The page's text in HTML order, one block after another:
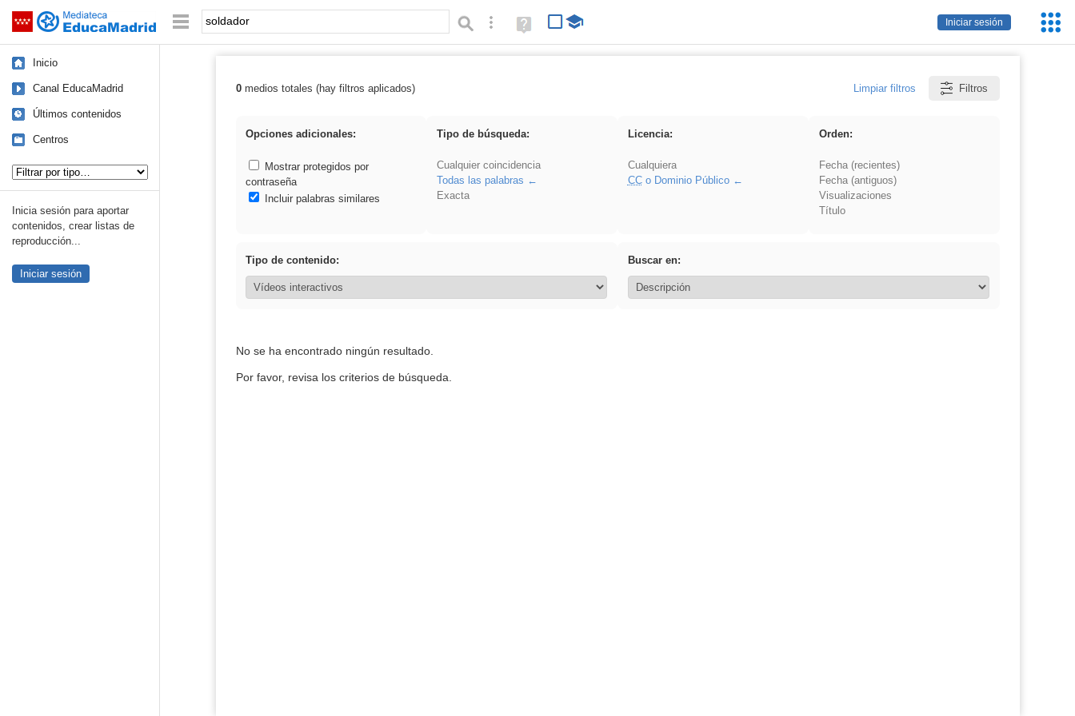
Saltar navegación
Iniciar sesión
Palabra o frase: Búsqueda avanzada
Ayuda
(en
Inicio
Canal EducaMadrid
Últimos contenidos
Centros
Inicia sesión para aportar
contenidos, crear listas de
reproducción...
Iniciar sesión
Resultados de: soldador
0medios totales (hay filtros aplicados) Limpiar filtros Filtros
Opciones adicionales:
Mostrar protegidos por
contraseña
Incluir palabras similares
Tipo de búsqueda:
Cualquier coincidencia
Todas las palabras
Exacta
Licencia:
Cualquiera
CCo Dominio Público
Orden:
Fecha (recientes)
Fecha (antiguos)
Visualizaciones
Título
Tipo de contenido: Buscar en:
No se ha encontrado ningún resultado.
Por favor, revisa los criterios de búsqueda.